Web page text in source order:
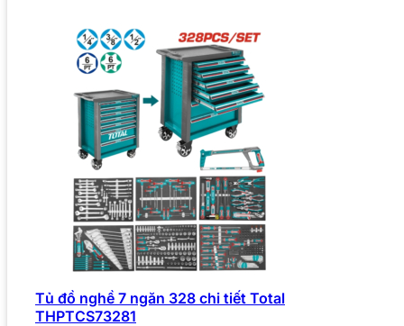
Tủ đồ nghề 7 ngăn 328 chi tiết Total
THPTCS73281